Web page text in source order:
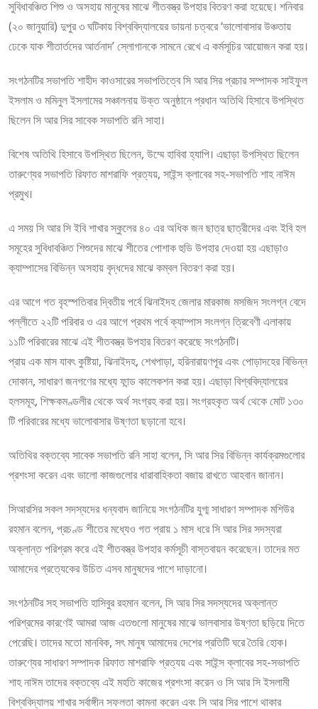
সুবিধাবঞ্চিত শিশু ও অসহায় মানুষের মাঝে শীতবস্ত্র উপহার বিতরণ করা হয়েছে। শনিবার
(২০ জানুয়ারি) দুপুর ৩ ঘটিকায় বিশ্ববিদ্যালয়ের ডায়না চত্বরে ‘ভালোবাসার উঞ্চতায়
ঢেকে যাক শীতার্তদের আর্তনাদ’ স্লোগানকে সামনে রেখে এ কর্মসূচির আয়োজন করা হয়।
সংগঠনটির সভাপতি শাহীদ কাওসারের সভাপতিত্বে সি আর সির প্রচার সম্পাদক সাইফুল
ইসলাম ও মমিনুল ইসলামের সঞ্চালনায় উক্ত অনুষ্ঠানে প্রধান অতিথি হিসাবে উপস্থিত
ছিলেন সি আর সির সাবেক সভাপতি রনি সাহা।
বিশেষ অতিথি হিসাবে উপস্থিত ছিলেন, উম্মে হাবিবা হ্যাপি। এছাড়া উপস্থিত ছিলেন
তারুণ্যের সভাপতি রিফাত মাশরাফি প্রত্যয়, সাইন্স ক্লাবের সহ-সভাপতি শাহ নাঈম
প্রমুখ।
এ সময় সি আর সি ইবি শাখার স্কুলের ৪০ এর অধিক জন ছাত্র ছাত্রীদের এবং ইবি হল
সমূহের সুবিধাবঞ্চিত শিশুদের মাঝে শীতের পোশাক হুডি উপহার দেওয়া হয় এছাড়াও
ক্যাম্পাসের বিভিন্ন অসহায় বৃদ্ধদের মাঝে কম্বল বিতরণ করা হয়।
এর আগে গত বৃহস্পতিবার দ্বিতীয় পর্বে ঝিনাইদহ জেলার মারকাজ মসজিদ সংলগ্ন বেদে
পল্লীতে ২২টি পরিবার ও এর আগে প্রথম পর্বে ক্যাম্পাস সংলগ্ন ত্রিবেণী এলাকায়
১১টি পরিবারের মাঝে এই শীতবস্ত্র উপহার বিতরণ করেছে সংগঠনটি।
প্রায় এক মাস যাবৎ কুষ্টিয়া, ঝিনাইদহ, শেখপাড়া, হরিনারায়ণপূর এবং পোড়াদহের বিভিন্ন
দোকান, সাধারণ জনগণের মধ্যে ফান্ড কালেকশন করা হয়। এছাড়া বিশ্ববিদ্যালয়ের
হলসমূহ, শিক্ষকমণ্ডলীর থেকে অর্থ সংগ্রহ করা হয়। সংগ্রহকৃত অর্থ থেকে মোট ১৩০
টি পরিবারের মধ্যে ভালোবাসার উষ্ণতা ছড়ানো হবে।
অতিথির বক্তব্যে সাবেক সভাপতি রনি সাহা বলেন, সি আর সির বিভিন্ন কার্যক্রমগুলোর
প্রশংসা করেন এবং ভালো কাজগুলোর ধারাবাহিকতা বজায় রাখতে আহবান জানান।
সিআরসির সকল সদস্যদের ধন্যবাদ জানিয়ে সংগঠনটির যুগ্ম সাধারণ সম্পাদক মশিউর
রহমান বলেন, প্রচণ্ড শীতের মধ্যেও গত প্রায় ১ মাস ধরে সি আর সির সদস্যরা
অক্লান্ত পরিশ্রম করে এই শীতবস্ত্র উপহার কর্মসূচী বাস্তবায়ন করেছেন। তাদের মত
আমাদের প্রত্যেকের উচিত এসব মানুষদের পাশে দাড়ানো।
সংগঠনটির সহ সভাপতি হাসিবুর রহমান বলেন, সি আর সির সদস্যদের অক্লান্ত
পরিশ্রমের কারণেই আমরা আজ এতগুলো মানুষের মাঝে ভালবাসার উষ্ণতা ছড়িয়ে দিতে
পেরেছি। তাদের মতো মানবিক, সৎ মানুষ আমাদের দেশের প্রতিটি ঘরে তৈরি হোক।
তারুণ্যের সাধারণ সম্পাদক রিফাত মাশরাফি প্রত্যয় এবং সাইন্স ক্লাবের সহ-সভাপতি
শাহ নাঈম তাদের বক্তব্যে এই মহতি কাজের প্রশংসা করেন ও সি আর সি ইসলামী
বিশ্ববিদ্যালয় শাখার সর্বাঙ্গীন সফলতা কামনা করেন এবং সি আর সির পাশে থাকার